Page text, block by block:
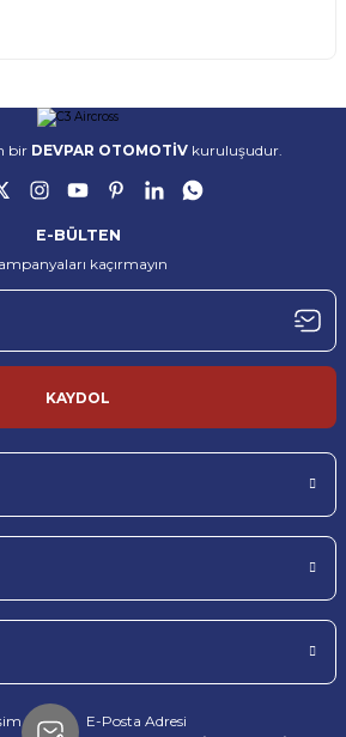
KARGO & GÖNDERİM
Hızlı kargo ve güvenli ambalaj
TÜRKİYE’NİN HER YERİNE
bir DEVPAR OTOMOTİV kuruluşudur.
E-Posta Adresi
E-BÜLTEN
kaçırmayın
KAYDOL